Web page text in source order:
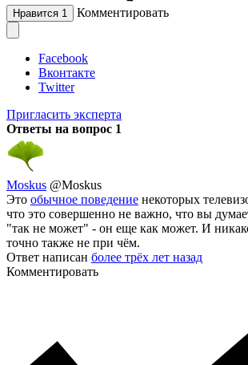
Нравится 1 Комментировать
Facebook
Вконтакте
Twitter
Пригласить эксперта
Ответы на вопрос 1
Moskus @Moskus
Это обычное поведение некоторых
что это совершенно не важно, что вы
"так не может" - он еще как может. И
точно также не при чём.
Ответ написан более трёх лет назад
Комментировать